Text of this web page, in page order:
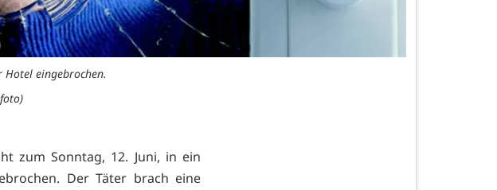
Hotel eingebrochen.
zum Sonntag, 12. Juni, in ein
Der Täter brach eine